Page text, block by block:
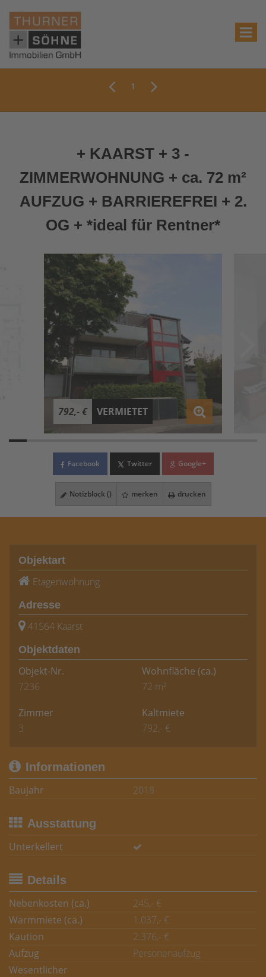
1
+ KAARST + 3 -
ZIMMERWOHNUNG + ca. 72 m²
AUFZUG + BARRIEREFREI + 2.
OG + *ideal für Rentner*
792,- € VERMIETET
Facebook Twitter Google+
Notizblock () merken drucken
Objektart
Etagenwohnung
Adresse
41564 Kaarst
Objektdaten
Objekt-Nr.
7236
Wohnfläche (ca.)
72 m²
Zimmer
3
Kaltmiete
792,- €
Informationen
Baujahr
2018
Ausstattung
Unterkellert
Details
Nebenkosten (ca.)
245,- €
Warmmiete (ca.)
1.037,- €
Kaution
2.376,- €
Aufzug
Personenaufzug
Wesentlicher